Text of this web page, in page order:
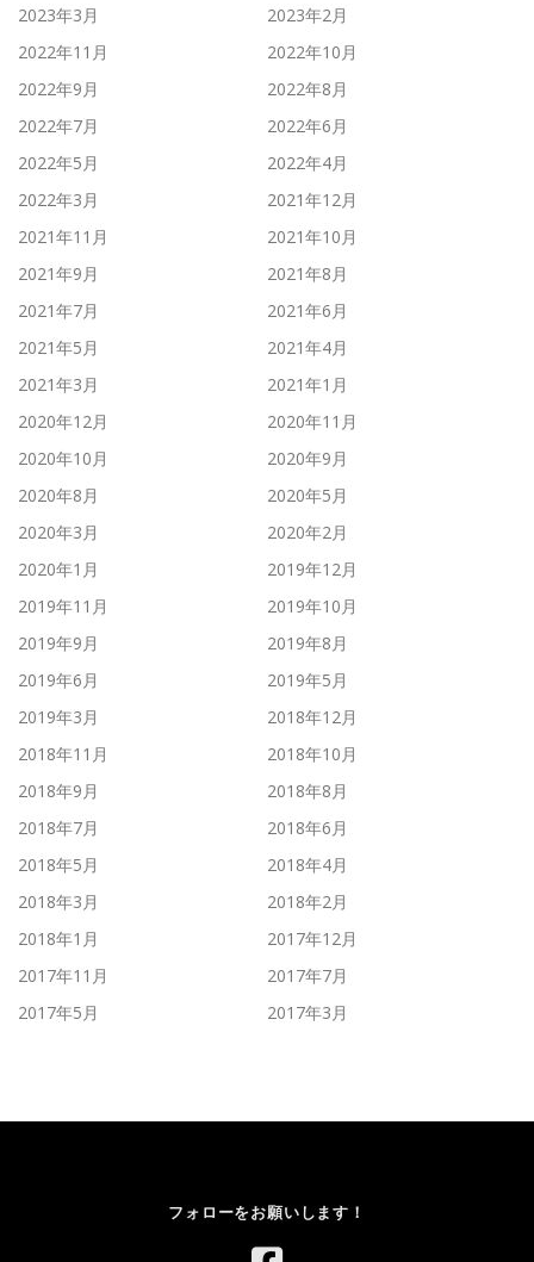
2023年3月
2023年2月
2022年11月
2022年10月
2022年9月
2022年8月
2022年7月
2022年6月
2022年5月
2022年4月
2022年3月
2021年12月
2021年11月
2021年10月
2021年9月
2021年8月
2021年7月
2021年6月
2021年5月
2021年4月
2021年3月
2021年1月
2020年12月
2020年11月
2020年10月
2020年9月
2020年8月
2020年5月
2020年3月
2020年2月
2020年1月
2019年12月
2019年11月
2019年10月
2019年9月
2019年8月
2019年6月
2019年5月
2019年3月
2018年12月
2018年11月
2018年10月
2018年9月
2018年8月
2018年7月
2018年6月
2018年5月
2018年4月
2018年3月
2018年2月
2018年1月
2017年12月
2017年11月
2017年7月
2017年5月
2017年3月
フォローをお願いします！